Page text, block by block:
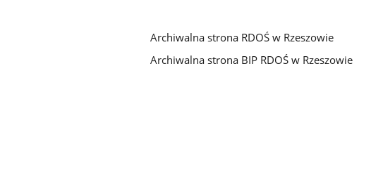
Archiwalna strona RDOŚ w Rzeszowie
Archiwalna strona BIP RDOŚ w Rzeszowie